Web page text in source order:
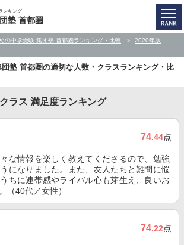
ンキング
塾 首都圏
の中学受験 集団塾 首都圏ランキング・比較
2020年版
団塾 首都圏の適切な人数・クラスランキング・比
ラス 満足度ランキング
74.44点
な情報を楽しく教えてくださるので、勉強
になりました。また、友人たちと難問に悩
ちに連帯感やライバル心も芽生え、良いお
（40代／女性）
74.22点